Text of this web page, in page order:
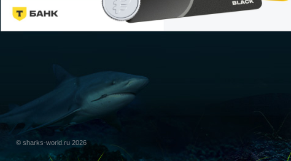
© sharks-world.ru 2026